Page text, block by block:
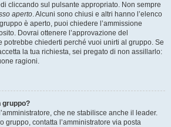
cliccando sul pulsante appropriato. Non sempre
aperto. Alcuni sono chiusi e altri hanno l’elenco
è aperto, puoi chiedere l’ammissione
Dovrai ottenere l’approvazione del
potrebbe chiederti perché vuoi unirti al gruppo. Se
la tua richiesta, sei pregato di non assillarlo:
ragioni.
gruppo?
che ne stabilisce anche il leader.
gruppo, contatta l’amministratore via posta